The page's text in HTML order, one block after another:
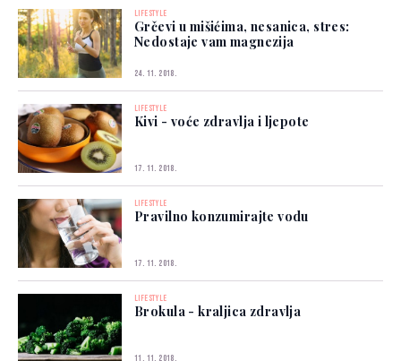
LIFESTYLE
Grčevi u mišićima, nesanica, stres:
Nedostaje vam magnezija
24. 11. 2018.
LIFESTYLE
Kivi - voće zdravlja i ljepote
17. 11. 2018.
LIFESTYLE
Pravilno konzumirajte vodu
17. 11. 2018.
LIFESTYLE
Brokula - kraljica zdravlja
11. 11. 2018.